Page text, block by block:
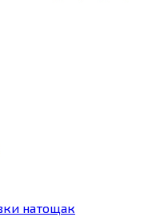
натощак